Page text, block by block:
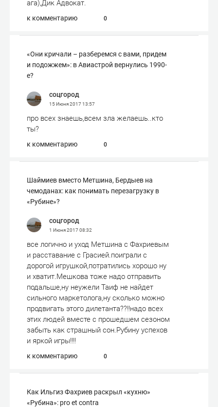
ага),Дик Адвокат.
к комментарию 0
«Они кричали – разберемся с вами, придем
и подожжем»: в Авиастрой вернулись 1990-
е?
соцгород
15 Июня 201713:57
про всех знаешь,всем зла желаешь..кто
ты?
к комментарию 0
Шаймиев вместо Метшина, Бердыев на
чемоданах: как понимать перезагрузку в
«Рубине»?
соцгород
1 Июня 201708:32
все логично и уход Метшина с Фахриевым
и расставание с Грасией.поиграли с
дорогой игрушкой,потратились хорошо ну
и хватит.Мешкова тоже надо отправить
подальше,ну неужели Таиф не найдет
сильного маркетолога,ну сколько можно
продвигать этого дилетанта??!!надо всех
этих людей вместе с прошедшем сезоном
забыть как страшный сон.Рубину успехов
и яркой игры!!!!
к комментарию 0
Как Ильгиз Фахриев раскрыл «кухню»
«Рубина»: pro et contra